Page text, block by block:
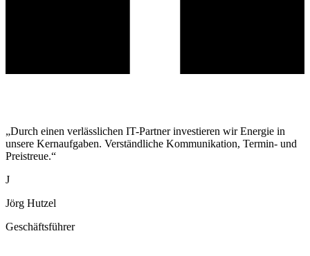
„Durch einen verlässlichen IT-Partner investieren wir Energie in
unsere Kernaufgaben. Verständliche Kommunikation, Termin- und
Preistreue.“
J
Jörg Hutzel
Geschäftsführer